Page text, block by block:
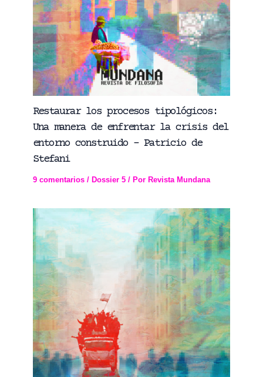
Restaurar los procesos tipológicos:
Una manera de enfrentar la crisis del
entorno construido – Patricio de
Stefani
9 comentarios / Dossier 5 / Por Revista Mundana